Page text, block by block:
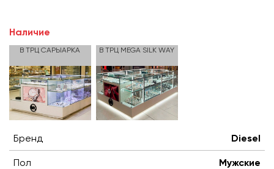
Наличие
В ТРЦ САРЫАРКА В ТРЦ MEGA SILK WAY
Бренд Diesel
Пол Мужские